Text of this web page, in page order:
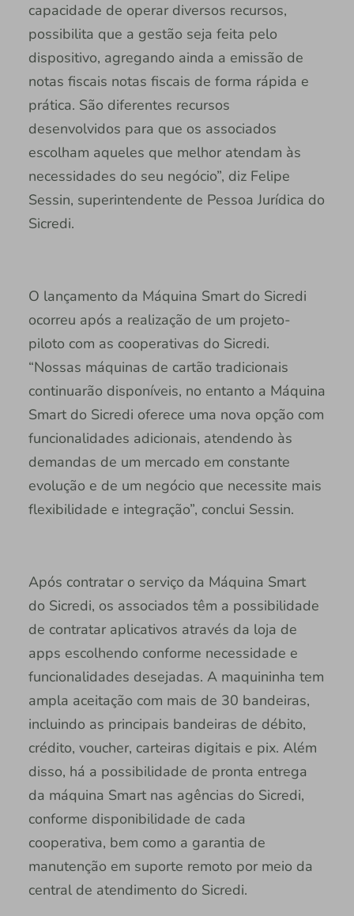
capacidade de operar diversos recursos,
possibilita que a gestão seja feita pelo
dispositivo, agregando ainda a emissão de
notas fiscais notas fiscais de forma rápida e
prática. São diferentes recursos
desenvolvidos para que os associados
escolham aqueles que melhor atendam às
necessidades do seu negócio”, diz Felipe
Sessin, superintendente de Pessoa Jurídica do
Sicredi.
O lançamento da Máquina Smart do Sicredi
ocorreu após a realização de um projeto-
piloto com as cooperativas do Sicredi.
“Nossas máquinas de cartão tradicionais
continuarão disponíveis, no entanto a Máquina
Smart do Sicredi oferece uma nova opção com
funcionalidades adicionais, atendendo às
demandas de um mercado em constante
evolução e de um negócio que necessite mais
flexibilidade e integração”, conclui Sessin.
Após contratar o serviço da Máquina Smart
do Sicredi, os associados têm a possibilidade
de contratar aplicativos através da loja de
apps escolhendo conforme necessidade e
funcionalidades desejadas. A maquininha tem
ampla aceitação com mais de 30 bandeiras,
incluindo as principais bandeiras de débito,
crédito, voucher, carteiras digitais e pix. Além
disso, há a possibilidade de pronta entrega
da máquina Smart nas agências do Sicredi,
conforme disponibilidade de cada
cooperativa, bem como a garantia de
manutenção em suporte remoto por meio da
central de atendimento do Sicredi.